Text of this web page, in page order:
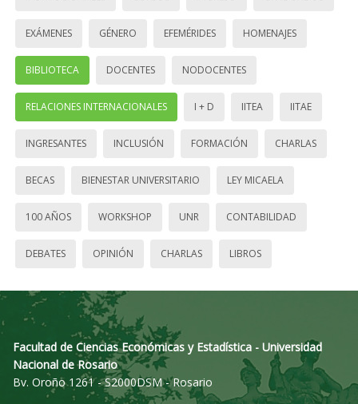
EXÁMENES GÉNERO EFEMÉRIDES HOMENAJES
BIBLIOTECA DOCENTES NODOCENTES
RELACIONES INTERNACIONALES I + D IITEA IITAE
INGRESANTES INCLUSIÓN FORMACIÓN CHARLAS
BECAS BIENESTAR UNIVERSITARIO LEY MICAELA
100 AÑOS WORKSHOP UNR CONTABILIDAD
DEBATES OPINIÓN CHARLAS LIBROS
Facultad de Ciencias Económicas y Estadística - Universidad
Nacional de Rosario
Bv. Oroño 1261 - S2000DSM - Rosario